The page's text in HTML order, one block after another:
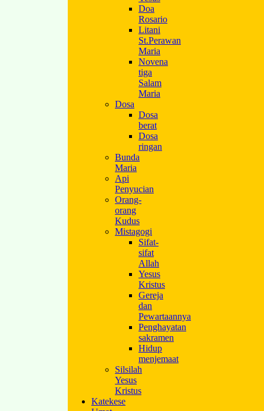
Doa
Rosario
Litani
St.Perawan
Maria
Novena
tiga
Salam
Maria
Dosa
Dosa
berat
Dosa
ringan
Bunda
Maria
Api
Penyucian
Orang-
orang
Kudus
Mistagogi
Sifat-
sifat
Allah
Yesus
Kristus
Gereja
dan
Pewartaannya
Penghayatan
sakramen
Hidup
menjemaat
Silsilah
Yesus
Kristus
Katekese